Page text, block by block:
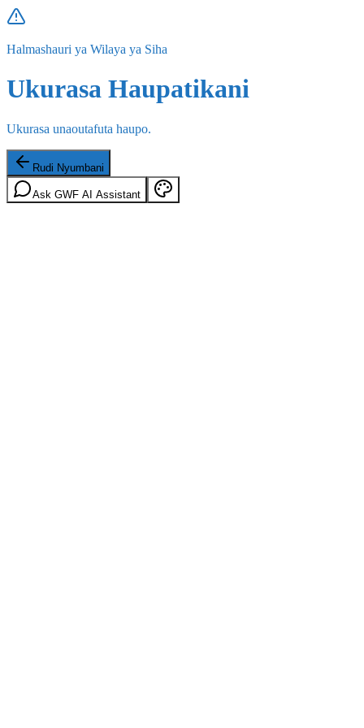
Halmashauri ya Wilaya ya Siha
Ukurasa Haupatikani
Ukurasa unaoutafuta haupo.
Rudi Nyumbani
Ask GWF AI Assistant